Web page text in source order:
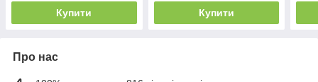
Купити Купити
Про нас